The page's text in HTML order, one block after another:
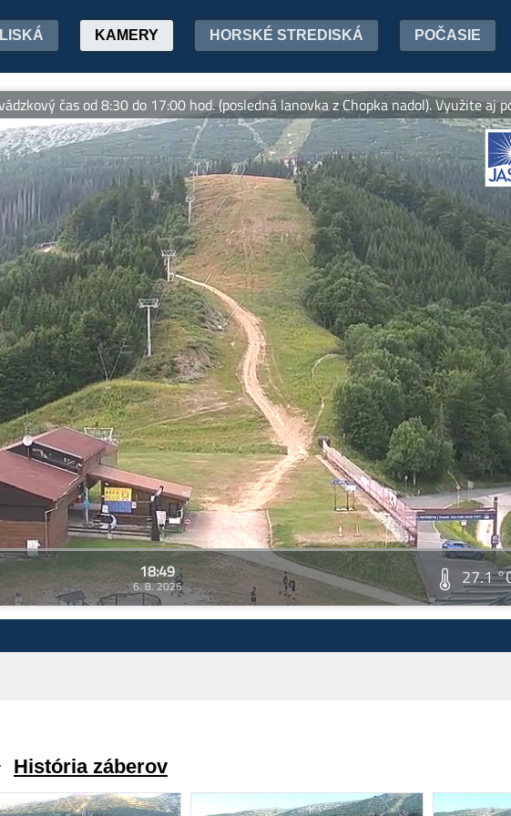
KAMERY HORSKÉ STREDISKÁ POČASIE
8:30 do 17:00 hod. (posledná lanovka z Chopka nadol). Využite aj počas
18:49
6. 8. 2026 27.1
História záberov